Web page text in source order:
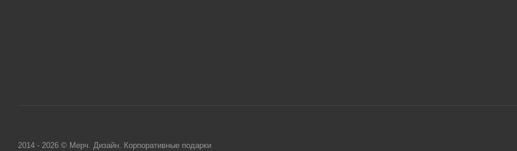
2014 - 2026 © Мерч. Дизайн. Корпоративные подарки